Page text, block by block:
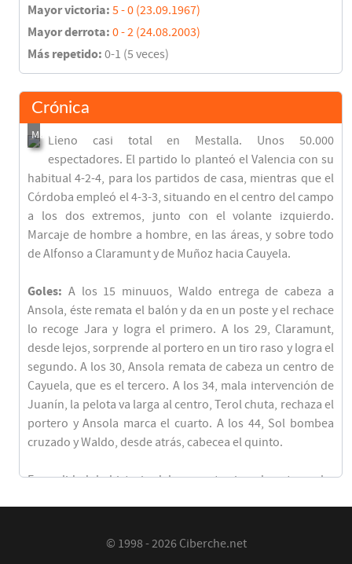
Mayor victoria: 5 - 0 (23.09.1967)
Mayor derrota: 0 - 2 (24.08.2003)
Más repetido: 0-1 (5 veces)
Crónica
Lleno casi total en Mestalla. Unos 50.000
espectadores. El partido lo planteó el Valencia con su
habitual 4-2-4, para los partidos de casa, mientras que el
Córdoba empleó el 4-3-3, situando en el centro del campo
a los dos extremos, junto con el volante izquierdo.
Marcaje de hombre a hombre, en las áreas, y sobre todo
de Alfonso a Claramunt y de Muñoz hacia Cauyela.
Goles: A los 15 minuuos, Waldo entrega de cabeza a
Ansola, éste remata el balón y da en un poste y el rechace
lo recoge Jara y logra el primero. A los 29, Claramunt,
desde lejos, sorprende al portero en un tiro raso y logra el
segundo. A los 30, Ansola remata de cabeza un centro de
Cayuela, que es el tercero. A los 34, mala intervención de
Juanín, la pelota va larga al centro, Terol chuta, rechaza el
portero y Ansola marca el cuarto. A los 44, Sol bombea
cruzado y Waldo, desde atrás, cabecea el quinto.
En realidad, la historia del encuentro jugado esta noche
últimas actuaciones e incluso igualando las mejores que
© 1998 - 2026 Ciberche.net